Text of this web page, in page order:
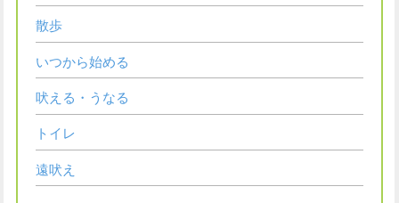
散歩
いつから始める
吠える・うなる
トイレ
遠吠え